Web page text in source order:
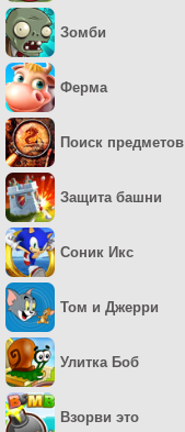
Зомби
Ферма
Поиск предметов
Защита башни
Соник Икс
Том и Джерри
Улитка Боб
Взорви это